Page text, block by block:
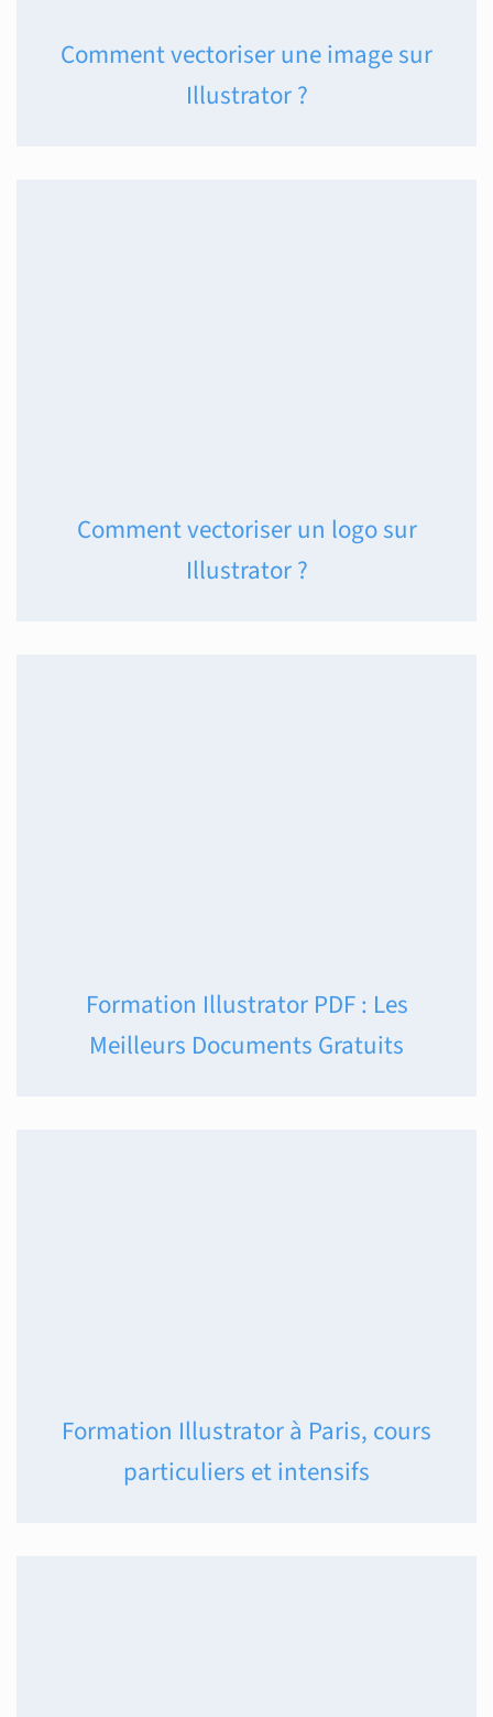
Comment vectoriser une image sur
Illustrator ?
Comment vectoriser un logo sur
Illustrator ?
Formation Illustrator PDF : Les
Meilleurs Documents Gratuits
Formation Illustrator à Paris, cours
particuliers et intensifs